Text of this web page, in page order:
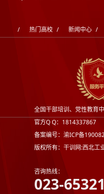
/ 热门高校 / 新闻中心 /
全国干部培训、党性教育
官方Q Q：1814337867
备案编号：渝ICP备
版权所有：干训网:西北工
咨询热线：
023-